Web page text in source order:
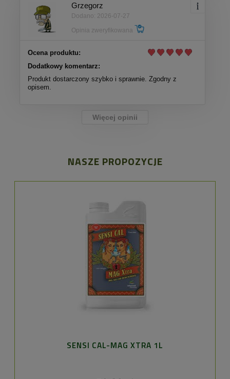
Grzegorz
Dodano: 2026-07-27
Opinia zweryfikowana
Ocena produktu:
Dodatkowy komentarz:
Produkt dostarczony szybko i sprawnie. Zgodny z
opisem.
Więcej opinii
NASZE PROPOZYCJE
SENSI CAL-MAG XTRA 1L